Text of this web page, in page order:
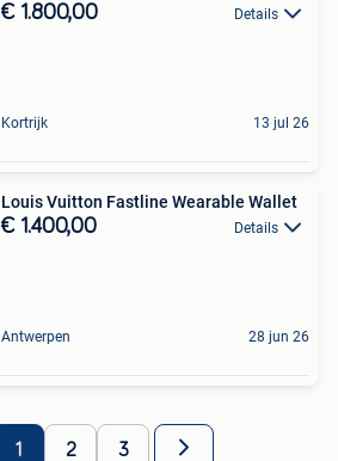
€ 1.800,00 Details
Kortrijk 13 jul 26
Louis Vuitton Fastline Wearable Wallet
€ 1.400,00 Details
Antwerpen 28 jun 26
1 2 3